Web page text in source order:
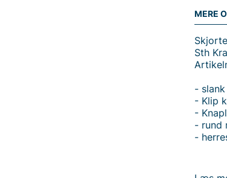
MERE
Sth
-
- Klip
-
- rund
-